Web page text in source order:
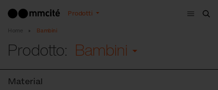
Prodotti
Menù
Home Bambini
Prodotto: Bambini
Material